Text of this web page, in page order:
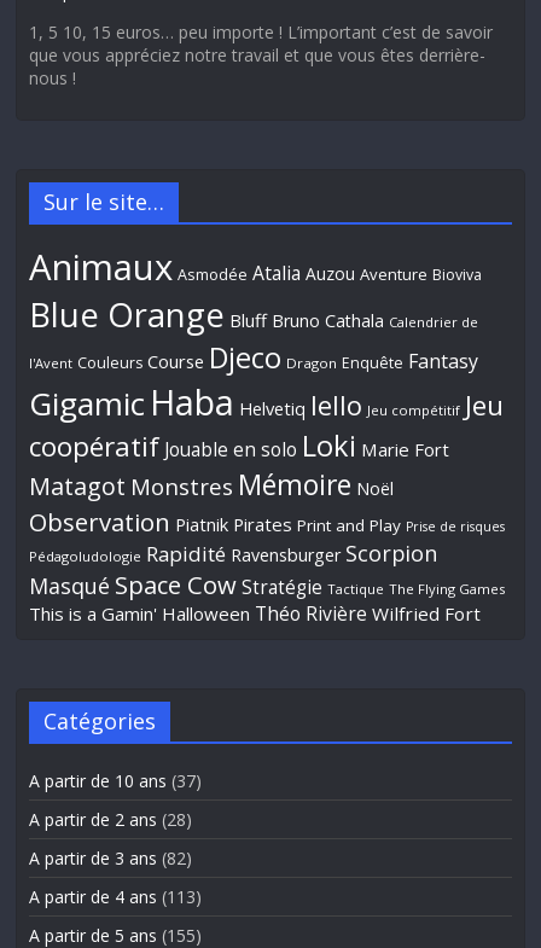
1, 5 10, 15 euros… peu importe ! L’important c’est de savoir
que vous appréciez notre travail et que vous êtes derrière-
nous !
Sur le site…
Animaux Asmodée Atalia Auzou Aventure Bioviva
Blue Orange Bluff Bruno Cathala Calendrier de
l'Avent Couleurs Course Djeco Dragon Enquête Fantasy
Gigamic Haba Helvetiq Iello Jeu compétitif Jeu
coopératif Jouable en solo Loki Marie Fort
Matagot Monstres Mémoire Noël
Observation Piatnik Pirates Print and Play Prise de risques
Pédagoludologie Rapidité Ravensburger Scorpion
Masqué Space Cow Stratégie Tactique The Flying Games
This is a Gamin' Halloween Théo Rivière Wilfried Fort
Catégories
A partir de 10 ans (37)
A partir de 2 ans (28)
A partir de 3 ans (82)
A partir de 4 ans (113)
A partir de 5 ans (155)